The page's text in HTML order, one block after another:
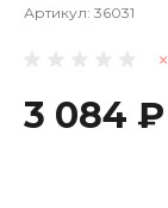
Артикул: 36031
3 084 ₽